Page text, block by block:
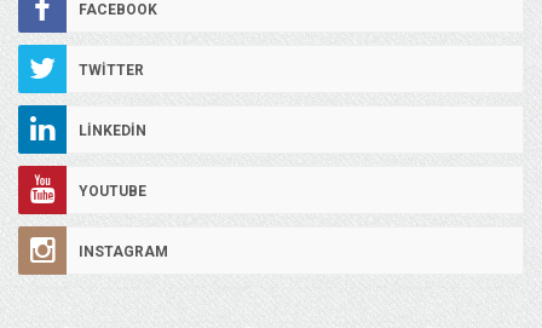
FACEBOOK
TWITTER
LINKEDIN
YOUTUBE
INSTAGRAM